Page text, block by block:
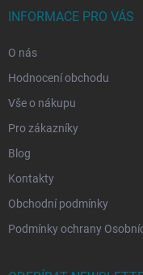
INFORMACE PRO VÁS
O nás
Hodnocení obchodu
Vše o nákupu
Pro zákazníky
Blog
Kontakty
Obchodní podmínky
Podmínky ochrany